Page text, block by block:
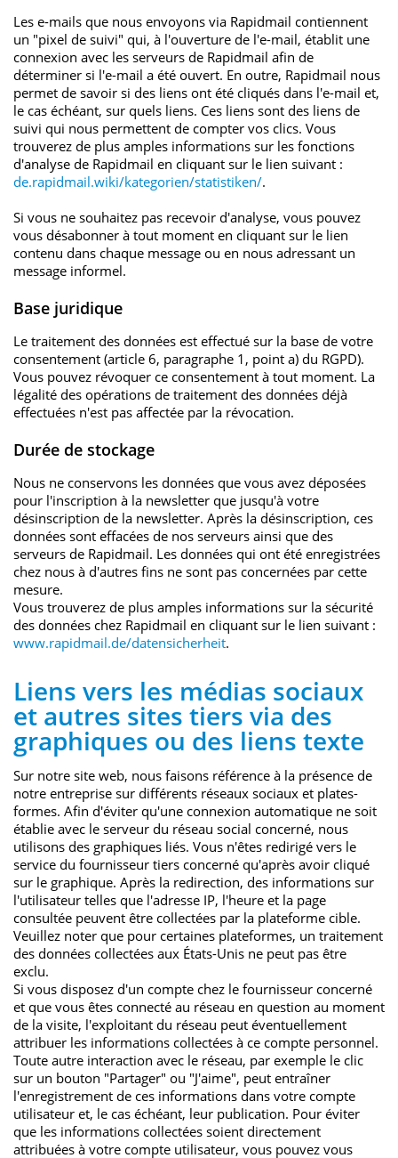
Les e-mails que nous envoyons via Rapidmail contiennent
un "pixel de suivi" qui, à l'ouverture de l'e-mail, établit une
connexion avec les serveurs de Rapidmail afin de
déterminer si l'e-mail a été ouvert. En outre, Rapidmail nous
permet de savoir si des liens ont été cliqués dans l'e-mail et,
le cas échéant, sur quels liens. Ces liens sont des liens de
suivi qui nous permettent de compter vos clics. Vous
trouverez de plus amples informations sur les fonctions
d'analyse de Rapidmail en cliquant sur le lien suivant :
de.rapidmail.wiki/kategorien/statistiken/.
Si vous ne souhaitez pas recevoir d'analyse, vous pouvez
vous désabonner à tout moment en cliquant sur le lien
contenu dans chaque message ou en nous adressant un
message informel.
Base juridique
Le traitement des données est effectué sur la base de votre
consentement (article 6, paragraphe 1, point a) du RGPD).
Vous pouvez révoquer ce consentement à tout moment. La
légalité des opérations de traitement des données déjà
effectuées n'est pas affectée par la révocation.
Durée de stockage
Nous ne conservons les données que vous avez déposées
pour l'inscription à la newsletter que jusqu'à votre
désinscription de la newsletter. Après la désinscription, ces
données sont effacées de nos serveurs ainsi que des
serveurs de Rapidmail. Les données qui ont été enregistrées
chez nous à d'autres fins ne sont pas concernées par cette
mesure.
Vous trouverez de plus amples informations sur la sécurité
des données chez Rapidmail en cliquant sur le lien suivant :
www.rapidmail.de/datensicherheit.
Liens vers les médias sociaux
et autres sites tiers via des
graphiques ou des liens texte
Sur notre site web, nous faisons référence à la présence de
notre entreprise sur différents réseaux sociaux et plates-
formes. Afin d'éviter qu'une connexion automatique ne soit
établie avec le serveur du réseau social concerné, nous
utilisons des graphiques liés. Vous n'êtes redirigé vers le
service du fournisseur tiers concerné qu'après avoir cliqué
sur le graphique. Après la redirection, des informations sur
l'utilisateur telles que l'adresse IP, l'heure et la page
consultée peuvent être collectées par la plateforme cible.
Veuillez noter que pour certaines plateformes, un traitement
des données collectées aux États-Unis ne peut pas être
exclu.
Si vous disposez d'un compte chez le fournisseur concerné
et que vous êtes connecté au réseau en question au moment
de la visite, l'exploitant du réseau peut éventuellement
attribuer les informations collectées à ce compte personnel.
Toute autre interaction avec le réseau, par exemple le clic
sur un bouton "Partager" ou "J'aime", peut entraîner
l'enregistrement de ces informations dans votre compte
utilisateur et, le cas échéant, leur publication. Pour éviter
que les informations collectées soient directement
attribuées à votre compte utilisateur, vous pouvez vous